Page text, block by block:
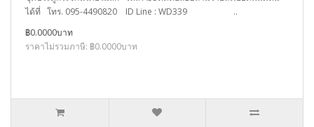
ได้ที่ โทร. 095-4490820 ID Line : WD339 ..
฿0.0000บาท
ราคาไม่รวมภาษี: ฿0.0000บาท